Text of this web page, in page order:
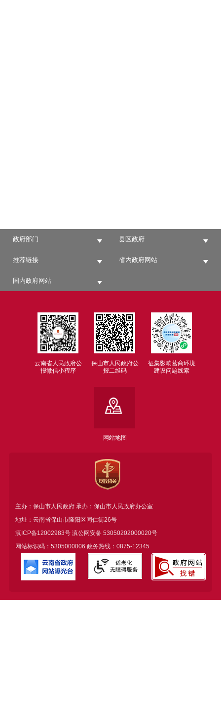
政府部门 县区政府
推荐链接 省内政府网站
国内政府网站
云南省人民政府公
报微信小程序
保山市人民政府公
报二维码
征集影响营商环境
建设问题线索
网站地图
主办：保山市人民政府 承办：保山市人民政府办公室
地址：云南省保山市隆阳区同仁街26号
滇ICP备12002983号滇公网安备 53050202000020号
网站标识码：5305000006 政务热线：0875-12345